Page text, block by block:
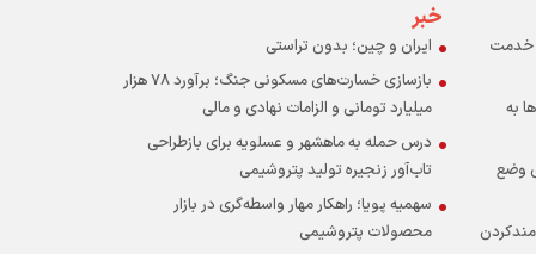
خبر
ایران و چین؛ بدون تراستی
بازسازی خسارت‌های مسکونی جنگ؛ برآورد ۷۸ هزار
میلیارد تومانی و الزامات نهادی و مالی
درس حمله به ماهشهر و عسلویه برای بازطراحی
تاب‌آور زنجیره تولید پتروشیمی
سهمیه پویا؛ راهکار مهار واسطه‌گری در بازار
محصولات پتروشیمی
خدمت
به
وضع